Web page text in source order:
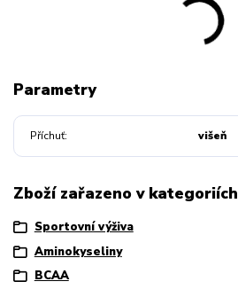
Parametry
Příchuť višeň
Zboží zařazeno v kategoriích
Sportovní výživa
Aminokyseliny
BCAA